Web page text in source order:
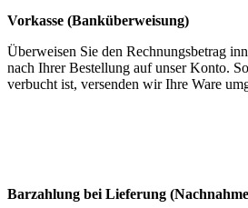
Vorkasse (Bank­überweisung)
Überweisen Sie den Rechnungs­betrag
nach Ihrer Bestellung auf unser Konto.
verbucht ist, versenden wir Ihre Ware
Barzahlung bei Lieferung